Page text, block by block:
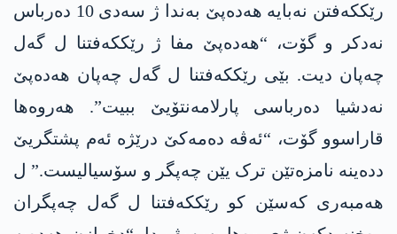
رێككه‌فتن نه‌بایه‌ هه‌ده‌پێ بەندا ژ سەدی 10 دەرباس
نەدکر و گۆت، “هه‌ده‌پێ مفا ژ رێككه‌فتنا ل گه‌ل
چه‌پان دیت. بێی رێككه‌فتنا ل گه‌ل چەپان هه‌ده‌پێ
نه‌دشیا ده‌رباسی پارلامه‌نتۆیێ ببیت”. هەروه‌ها
قاراسوو گۆت، “ئەڤه‌ دەمەکێ درێژە ئەم پشتگریێ
دده‌ینه‌ نامزەتێن ترک یێن چەپگر و سۆسیالیست.” ل
هەمبەری کەسێن کو رێككه‌فتنا ل گه‌ل چەپگران